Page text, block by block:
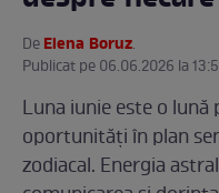
DeElena Boruz.
Publicat pe 06.06.2026 la
Luna iunie este o
oportunități în plan
zodiacal. Energia